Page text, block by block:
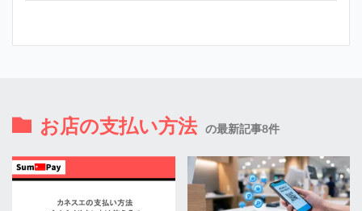
お店の支払い方法 の最新記事8件